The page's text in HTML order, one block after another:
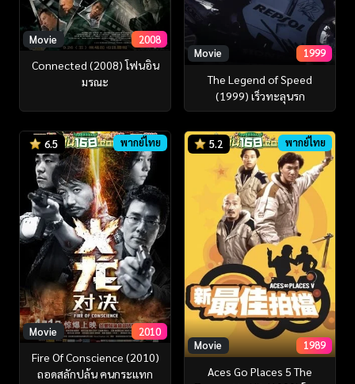
Movie 2008
Connected (2008) โฟนอิน
มรณะ
Movie 1999
The Legend of Speed
(1999) เร็วทะลุนรก
6.5 พากย์ไทย
Movie 2010
Fire Of Conscience (2010)
ถอดสลักปล้น คนกระแทก
5.2 พากย์ไทย
Movie 1989
Aces Go Places 5 The